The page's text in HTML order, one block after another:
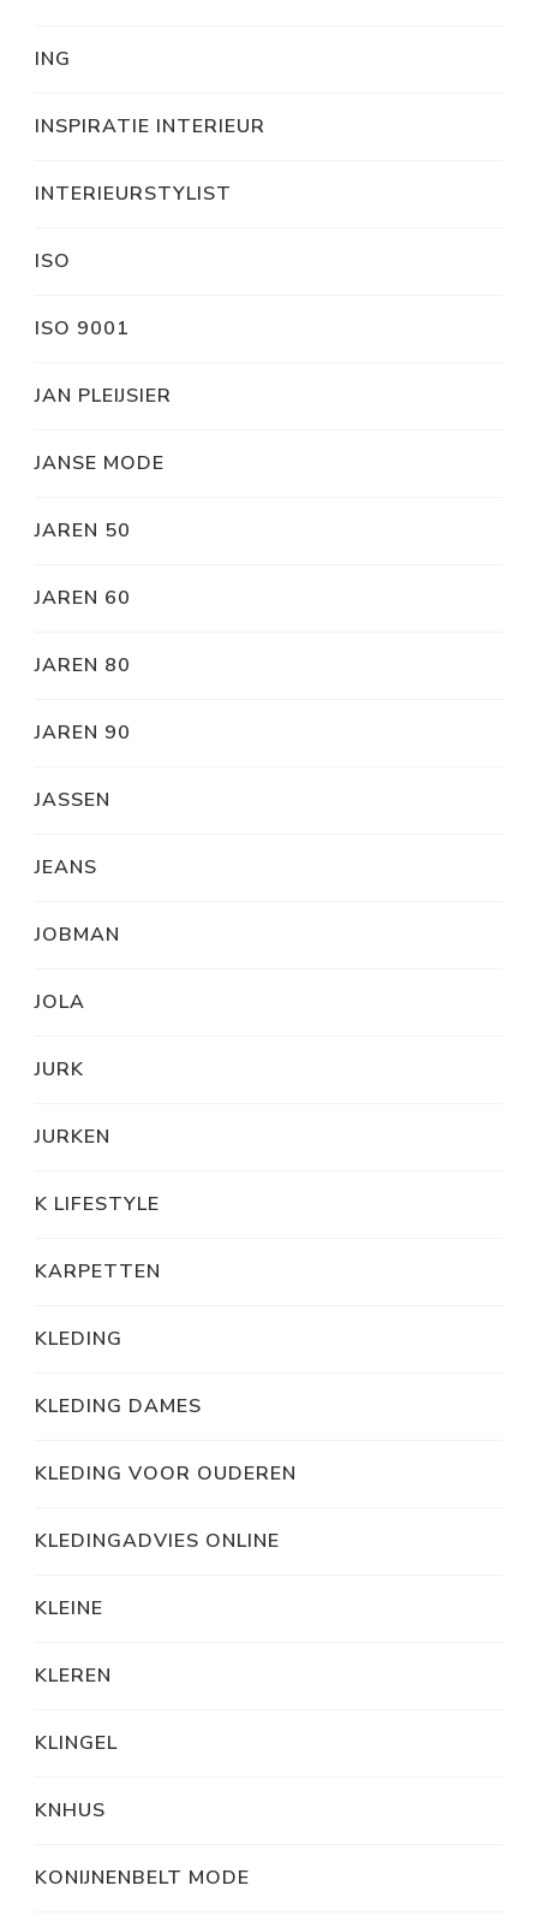
ING
INSPIRATIE INTERIEUR
INTERIEURSTYLIST
ISO
ISO 9001
JAN PLEIJSIER
JANSE MODE
JAREN 50
JAREN 60
JAREN 80
JAREN 90
JASSEN
JEANS
JOBMAN
JOLA
JURK
JURKEN
K LIFESTYLE
KARPETTEN
KLEDING
KLEDING DAMES
KLEDING VOOR OUDEREN
KLEDINGADVIES ONLINE
KLEINE
KLEREN
KLINGEL
KNHUS
KONIJNENBELT MODE